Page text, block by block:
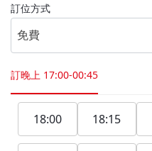
訂位方式
免費
訂晚上 17:00-00:45
18:00 18:15